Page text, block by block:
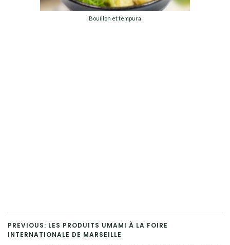
Bouillon et tempura
PREVIOUS: LES PRODUITS UMAMI À LA FOIRE
INTERNATIONALE DE MARSEILLE